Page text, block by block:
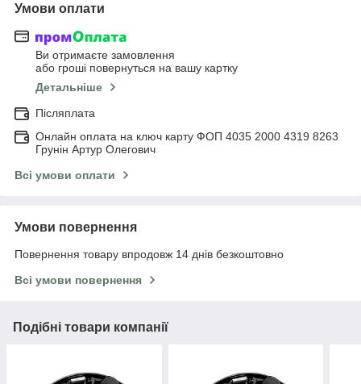
Умови оплати
Ви отримаєте замовлення
або гроші повернуться на вашу картку
Детальніше
Післяплата
Онлайн оплата на ключ карту ФОП 4035 2000 4319 8263
Грунін Артур Олегович
Всі умови оплати
Умови повернення
Повернення товару впродовж 14 днів безкоштовно
Всі умови повернення
Подібні товари компанії